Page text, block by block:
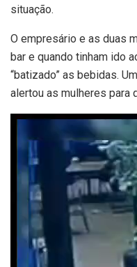
situação.
O empresário e as duas
bar e quando tinham ido
“batizado” as bebidas.
alertou as mulheres para